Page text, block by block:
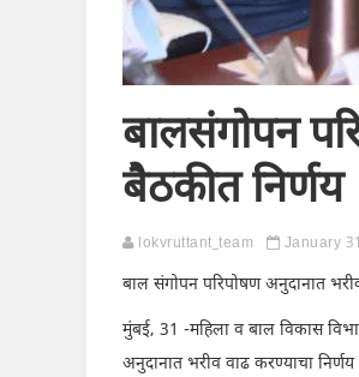
बालसंगोपन
बैठकीत निर्णय
lokvruttant_team January
बाल संगोपन परिपोषण अनुदानात
मुंबई, 31 -महिला व बाल विकास
अनुदानात भरीव वाढ करण्याचा